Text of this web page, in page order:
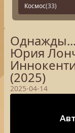
Космос(33)
Юрия
(2025)
2025-04-14